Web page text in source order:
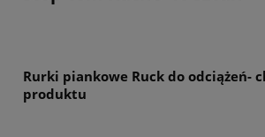
Rurki piankowe Ruck do odciążeń-
produktu